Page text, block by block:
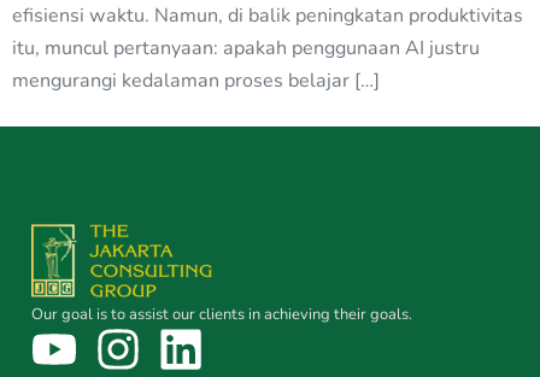
efisiensi waktu. Namun, di balik peningkatan produktivitas
itu, muncul pertanyaan: apakah penggunaan AI justru
mengurangi kedalaman proses belajar […]
Our goal is to assist our clients in achieving their goals.